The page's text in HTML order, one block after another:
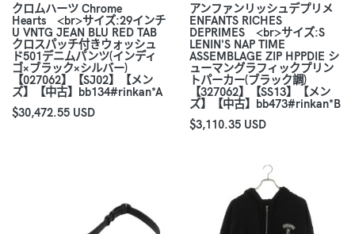
クロムハーツ Chrome
Hearts <br>サイズ:29インチ
U VNTG JEAN BLU RED TAB
クロスパッチ付きウォッシュ
ド501デニムパンツ(インディ
ゴ×ブラック×シルバー)
【027062】【SJ02】【メン
ズ】【中古】bb134#rinkan*A
$30,472.55 USD
アンファンリッシュデプリメ
ENFANTS RICHES
DEPRIMES <br>サイズ:S
LENIN'S NAP TIME
ASSEMBLAGE ZIP HPPDIE シ
ューマングラフィックプリン
トパーカー(ブラック調)
【327062】【SS13】【メン
ズ】【中古】bb473#rinkan*B
$3,110.35 USD